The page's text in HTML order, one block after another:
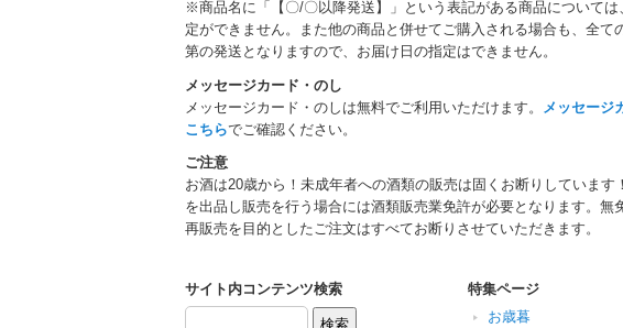
※商品名に「【〇/〇以降発送】」という表記がある商品については
定ができません。また他の商品と併せてご購入される場合も、全て
第の発送となりますので、お届け日の指定はできません。
メッセージカード・のし
メッセージカード・のしは無料でご利用いただけます。
メッセージ
こちらでご確認ください。
ご注意
お酒は20歳から！未成年者への酒類の販売は固くお断りしています
を出品し販売を行う場合には酒類販売業免許が必要となります。無
再販売を目的としたご注文はすべてお断りさせていただきます。
サイト内コンテンツ検索
特集ページ
お歳暮